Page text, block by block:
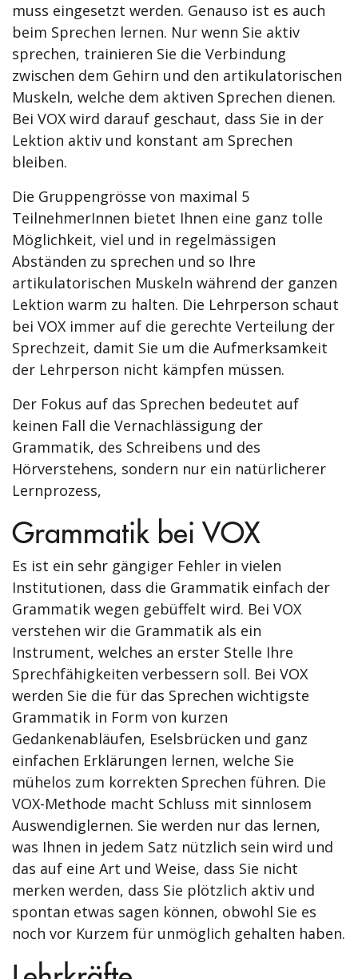
muss eingesetzt werden. Genauso ist es auch
beim Sprechen lernen. Nur wenn Sie aktiv
sprechen, trainieren Sie die Verbindung
zwischen dem Gehirn und den artikulatorischen
Muskeln, welche dem aktiven Sprechen dienen.
Bei VOX wird darauf geschaut, dass Sie in der
Lektion aktiv und konstant am Sprechen
bleiben.
Die Gruppengrösse von maximal 5
TeilnehmerInnen bietet Ihnen eine ganz tolle
Möglichkeit, viel und in regelmässigen
Abständen zu sprechen und so Ihre
artikulatorischen Muskeln während der ganzen
Lektion warm zu halten. Die Lehrperson schaut
bei VOX immer auf die gerechte Verteilung der
Sprechzeit, damit Sie um die Aufmerksamkeit
der Lehrperson nicht kämpfen müssen.
Der Fokus auf das Sprechen bedeutet auf
keinen Fall die Vernachlässigung der
Grammatik, des Schreibens und des
Hörverstehens, sondern nur ein natürlicherer
Lernprozess,
Grammatik bei VOX
Es ist ein sehr gängiger Fehler in vielen
Institutionen, dass die Grammatik einfach der
Grammatik wegen gebüffelt wird. Bei VOX
verstehen wir die Grammatik als ein
Instrument, welches an erster Stelle Ihre
Sprechfähigkeiten verbessern soll. Bei VOX
werden Sie die für das Sprechen wichtigste
Grammatik in Form von kurzen
Gedankenabläufen, Eselsbrücken und ganz
einfachen Erklärungen lernen, welche Sie
mühelos zum korrekten Sprechen führen. Die
VOX-Methode macht Schluss mit sinnlosem
Auswendiglernen. Sie werden nur das lernen,
was Ihnen in jedem Satz nützlich sein wird und
das auf eine Art und Weise, dass Sie nicht
merken werden, dass Sie plötzlich aktiv und
spontan etwas sagen können, obwohl Sie es
noch vor Kurzem für unmöglich gehalten haben.